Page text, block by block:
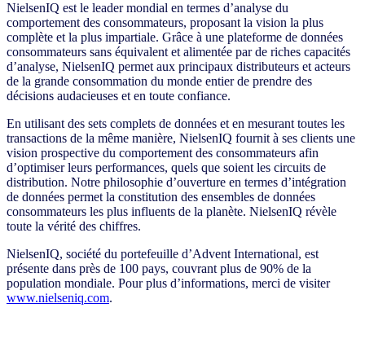
NielsenIQ est le leader mondial en termes d’analyse du
comportement des consommateurs, proposant la vision la plus
complète et la plus impartiale. Grâce à une plateforme de données
consommateurs sans équivalent et alimentée par de riches capacités
d’analyse, NielsenIQ permet aux principaux distributeurs et acteurs
de la grande consommation du monde entier de prendre des
décisions audacieuses et en toute confiance.
En utilisant des sets complets de données et en mesurant toutes les
transactions de la même manière, NielsenIQ fournit à ses clients une
vision prospective du comportement des consommateurs afin
d’optimiser leurs performances, quels que soient les circuits de
distribution. Notre philosophie d’ouverture en termes d’intégration
de données permet la constitution des ensembles de données
consommateurs les plus influents de la planète. NielsenIQ révèle
toute la vérité des chiffres.
NielsenIQ, société du portefeuille d’Advent International, est
présente dans près de 100 pays, couvrant plus de 90% de la
population mondiale. Pour plus d’informations, merci de visiter
www.nielseniq.com.